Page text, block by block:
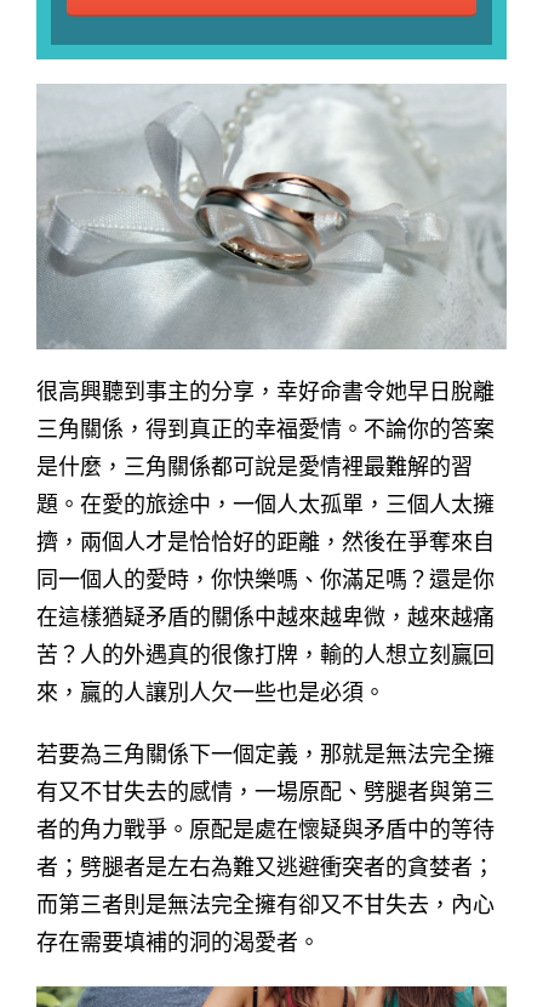
很高興聽到事主的分享，幸好命書令她早日脫離
三角關係，得到真正的幸福愛情。不論你的答案
是什麼，三角關係都可說是愛情裡最難解的習
題。在愛的旅途中，一個人太孤單，三個人太擁
擠，兩個人才是恰恰好的距離，然後在爭奪來自
同一個人的愛時，你快樂嗎、你滿足嗎？還是你
在這樣猶疑矛盾的關係中越來越卑微，越來越痛
苦？人的外遇真的很像打牌，輸的人想立刻贏回
來，贏的人讓別人欠一些也是必須。
若要為三角關係下一個定義，那就是無法完全擁
有又不甘失去的感情，一場原配、劈腿者與第三
者的角力戰爭。原配是處在懷疑與矛盾中的等待
者；劈腿者是左右為難又逃避衝突者的貪婪者；
而第三者則是無法完全擁有卻又不甘失去，內心
存在需要填補的洞的渴愛者。